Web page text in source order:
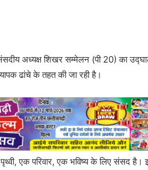
अध्यक्ष शिखर सम्मेलन (पी 20) का
ढांचे के तहत की जा रही है।
एक परिवार, एक भविष्य के लिए संसद है।